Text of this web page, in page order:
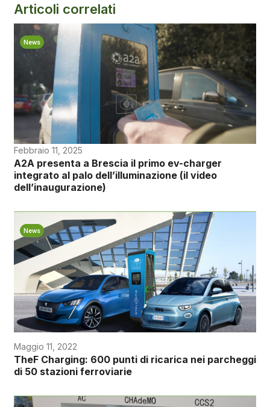
Articoli correlati
News
Febbraio 11, 2025
A2A presenta a Brescia il primo ev-charger
integrato al palo dell’illuminazione (il video
dell’inaugurazione)
News
Maggio 11, 2022
TheF Charging: 600 punti di ricarica nei parcheggi
di 50 stazioni ferroviarie